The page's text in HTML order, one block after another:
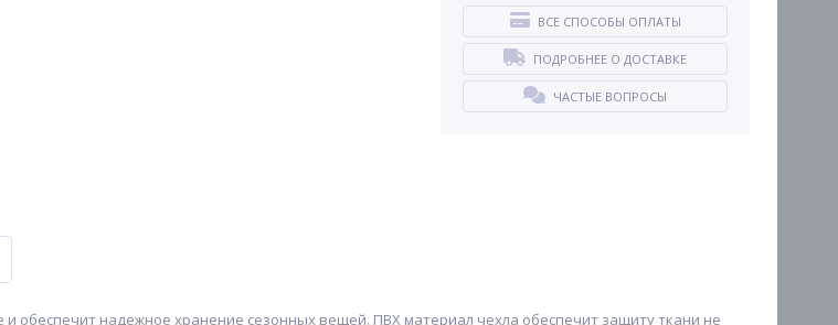
ВСЕ СПОСОБЫ ОПЛАТЫ
ПОДРОБНЕЕ О ДОСТАВКЕ
ЧАСТЫЕ ВОПРОСЫ
обеспечит надежное хранение сезонных вещей. ПВХ материал чехла обеспечит защиту ткани не